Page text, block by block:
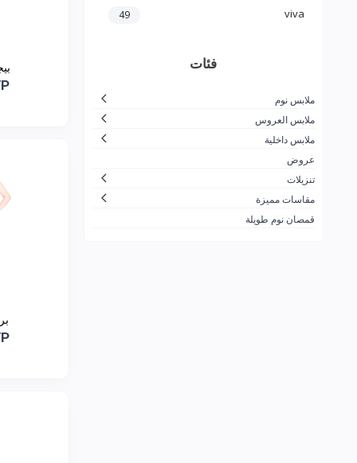
viva
49
فئات
ملابس نوم
ملابس العروس
ملابس داخلية
عروض
تنزيلات
مقاسات مميزة
قمصان نوم طويلة